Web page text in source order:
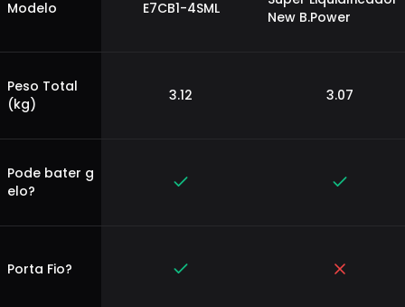
Modelo E7CB1-4SML
New B.Power
Peso Total
(kg)
3.12 3.07
Pode bater g
elo?
Porta Fio?